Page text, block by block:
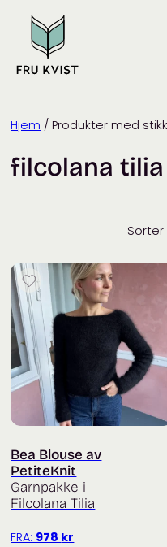
content
Hjem / Produkter med
filcolana tilia
Bea Blouse av
PetiteKnit
Garnpakke i
Filcolana Tilia
FRA: 978 kr